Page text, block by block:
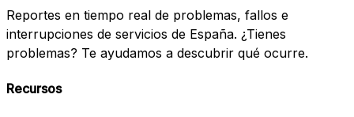
Reportes en tiempo real de problemas, fallos e
interrupciones de servicios de España. ¿Tienes
problemas? Te ayudamos a descubrir qué ocurre.
Recursos